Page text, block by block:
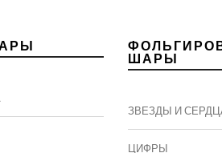
ШАРЫ
ЗВЕЗДЫ И
ЦИФРЫ